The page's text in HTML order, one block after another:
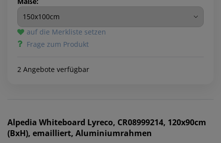
auf die Merkliste setzen
Frage zum Produkt
2 Angebote verfügbar
Alpedia Whiteboard Lyreco, CR08999214, 120x90cm
(BxH), emailliert, Aluminiumrahmen